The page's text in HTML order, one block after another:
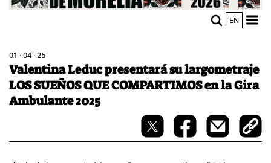
EN
01 · 04 · 25
Valentina Leduc presentará su largometraje
LOS SUEÑOS QUE COMPARTIMOS en la Gira
Ambulante 2025